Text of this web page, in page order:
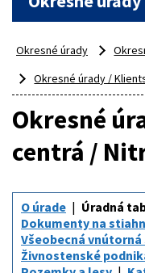
Okresné úrady
Okresné úrady /
Okresné
centrá /
O úrade
Úradná
Dokumenty na
Všeobecná vnútorná
Živnostenské